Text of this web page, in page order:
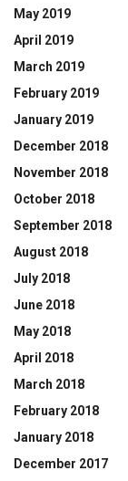
May 2019
April 2019
March 2019
February 2019
January 2019
December 2018
November 2018
October 2018
September 2018
August 2018
July 2018
June 2018
May 2018
April 2018
March 2018
February 2018
January 2018
December 2017